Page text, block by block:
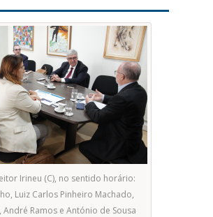
Irineu (C), no sentido horário:
Luiz Carlos Pinheiro Machado,
André Ramos e António de Sousa